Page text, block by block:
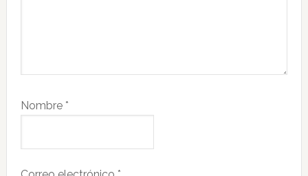
Nombre *